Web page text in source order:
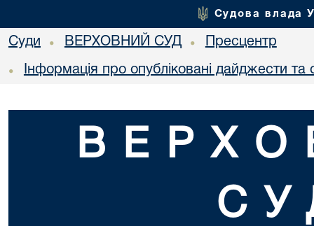
Судова влада
Суди • ВЕРХОВНИЙ СУД • Пресцентр
• Інформація про опубліковані дайджести та